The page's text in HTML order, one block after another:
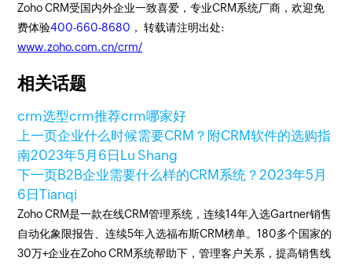
Zoho CRM受国内外企业一致喜爱，专业CRM系统厂商，欢迎免
费体验400-660-8680 ， 转载请注明出处:
www.zoho.com.cn/crm/
相关话题
crm选型crm推荐crm哪家好
上一页企业什么时候需要CRM？附CRM软件的选购指
南2023年5月6日 Lu Shang
下一页B2B企业需要什么样的CRM系统？ 2023年5月
6日Tianqi
Zoho CRM是一款在线CRM管理系统，连续14年入选Gartner销售
自动化象限报告、连续5年入选福布斯CRM榜单。180多个国家的
30万+企业在Zoho CRM系统帮助下，管理客户关系，提高销售线